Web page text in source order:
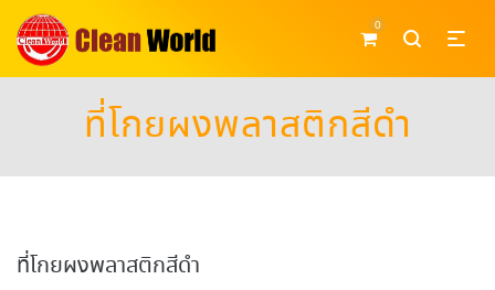
0
ที่โกยผงพลาสติกสีดำ
ที่โกยผงพลาสติกสีดำ